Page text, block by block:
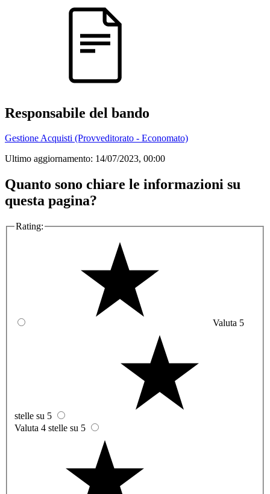
Responsabile del bando
Gestione Acquisti (Provveditorato - Economato)
Ultimo aggiornamento: 14/07/2023, 00:00
Quanto sono chiare le informazioni su
questa pagina?
Rating:
Valuta 5
stelle su 5
Valuta 4 stelle su 5